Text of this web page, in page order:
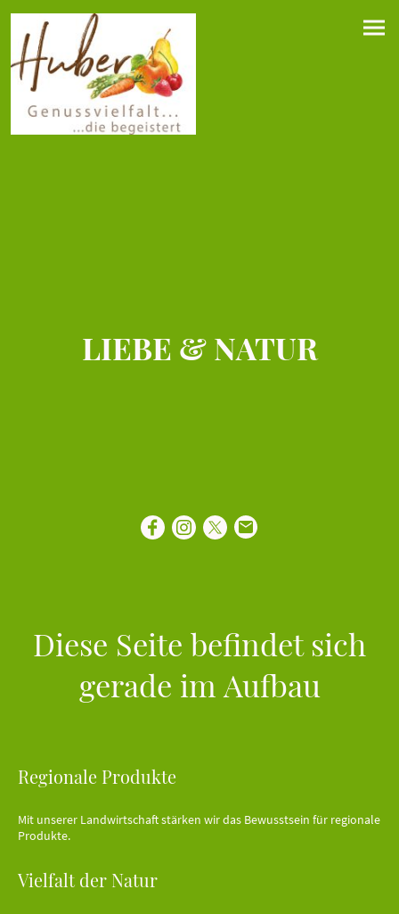
LIEBE & NATUR
Diese Seite befindet sich
gerade im Aufbau
Regionale Produkte
Mit unserer Landwirtschaft stärken wir das Bewusstsein für regionale
Produkte.
Vielfalt der Natur